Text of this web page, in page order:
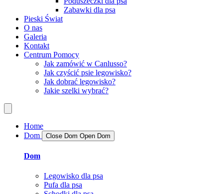
Zabawki dla psa
Pieski Świat
O nas
Galeria
Kontakt
Centrum Pomocy
Jak zamówić w Canlusso?
Jak czyścić psie legowisko?
Jak dobrać legowisko?
Jakie szelki wybrać?
Home
Dom
Close Dom Open Dom
Dom
Legowisko dla psa
Pufa dla psa